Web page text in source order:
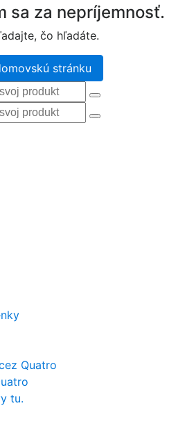
sa za nepríjemnosť.
čo hľadáte.
stránku
Quatro
tu.